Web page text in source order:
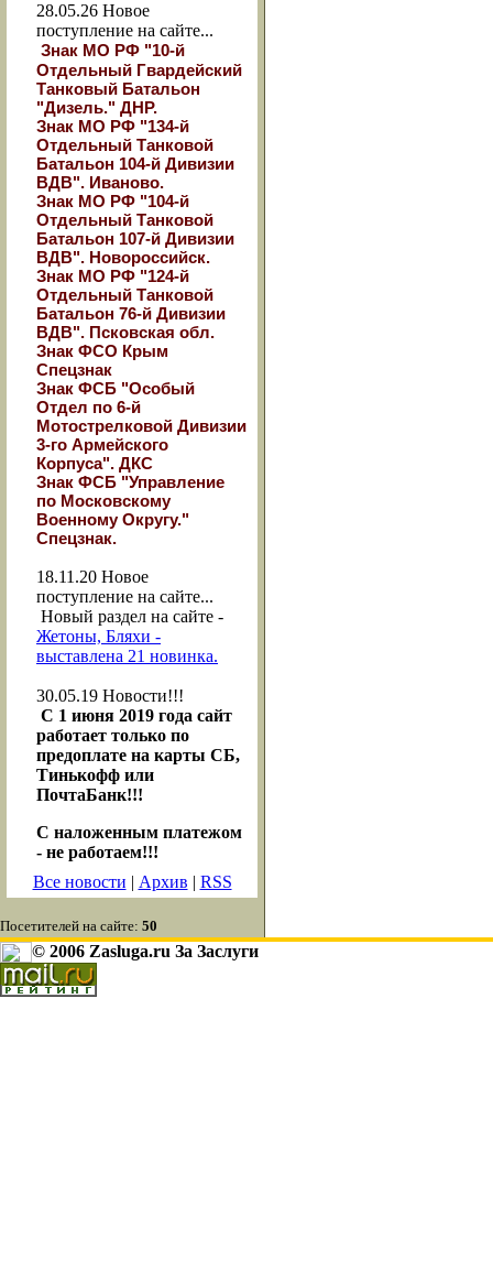
28.05.26 Новое
поступление на сайте...
Знак МО РФ "10-й
Отдельный Гвардейский
Танковый Батальон
"Дизель." ДНР.
Знак МО РФ "134-й
Отдельный Танковой
Батальон 104-й Дивизии
ВДВ". Иваново.
Знак МО РФ "104-й
Отдельный Танковой
Батальон 107-й Дивизии
ВДВ". Новороссийск.
Знак МО РФ "124-й
Отдельный Танковой
Батальон 76-й Дивизии
ВДВ". Псковская обл.
Знак ФСО Крым
Спецзнак
Знак ФСБ "Особый
Отдел по 6-й
Мотострелковой Дивизии
3-го Армейского
Корпуса". ДКС
Знак ФСБ "Управление
по Московскому
Военному Округу."
Спецзнак.
18.11.20 Новое
поступление на сайте...
Новый раздел на сайте -
Жетоны, Бляхи -
выставлена 21 новинка.
30.05.19 Новости!!!
С 1 июня 2019 года сайт
работает только по
предоплате на карты СБ,
Тинькофф или
ПочтаБанк!!!
С наложенным платежом
- не работаем!!!
Все новости | Архив | RSS
Посетителей на сайте: 50
© 2006 Zasluga.ru За Заслуги